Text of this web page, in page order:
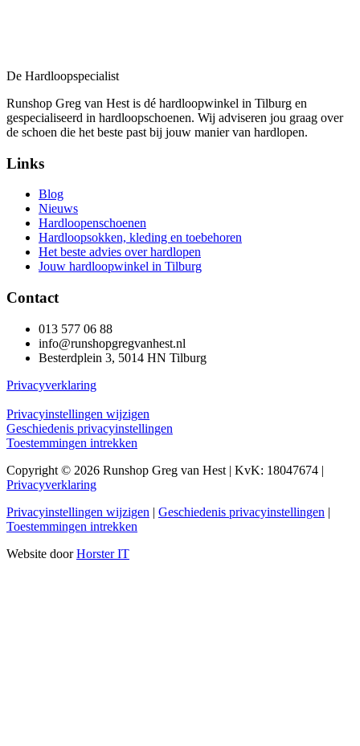
De Hardloopspecialist
Runshop Greg van Hest is dé hardloopwinkel in Tilburg en
gespecialiseerd in hardloopschoenen. Wij adviseren jou graag over
de schoen die het beste past bij jouw manier van hardlopen.
Links
Blog
Nieuws
Hardloopenschoenen
Hardloopsokken, kleding en toebehoren
Het beste advies over hardlopen
Jouw hardloopwinkel in Tilburg
Contact
013 577 06 88
info@runshopgregvanhest.nl
Besterdplein 3, 5014 HN Tilburg
Privacyverklaring
Privacyinstellingen wijzigen
Geschiedenis privacyinstellingen
Toestemmingen intrekken
Copyright © 2026 Runshop Greg van Hest | KvK: 18047674 |
Privacyverklaring
Privacyinstellingen wijzigen | Geschiedenis privacyinstellingen |
Toestemmingen intrekken
Website doorHorster IT